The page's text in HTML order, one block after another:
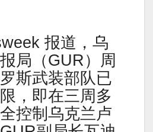
报道，乌
局（GUR）周
斯武装部队已
，即在三周多
控制乌克兰卢